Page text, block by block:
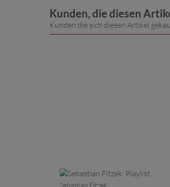
Kunden, die diesen
Kunden die sich diesen Artikel
Sebastian Fitzek: